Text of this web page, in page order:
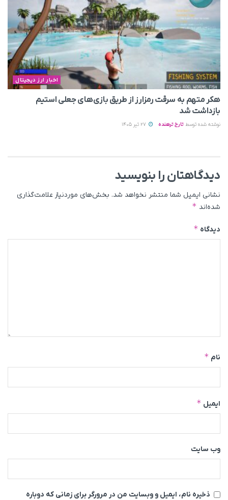
اخبار ارز دیجیتال
هکر متهم به سرقت رمزارز از طریق بازی‌های جعلی استیم
بازداشت شد
نوشته شده توسط تارخ ترهنده
دیدگاهتان را بنویسید
نشانی ایمیل شما منتشر نخواهد شد. بخش‌های موردنیاز علامت‌گذاری
شده‌اند *
دیدگاه *
نام *
ایمیل *
وب‌ سایت
ذخیره نام، ایمیل و وبسایت من در مرورگر برای زمانی که دوباره